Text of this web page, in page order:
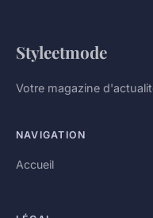
Styleetmode
Votre magazine
NAVIGATION
Accueil